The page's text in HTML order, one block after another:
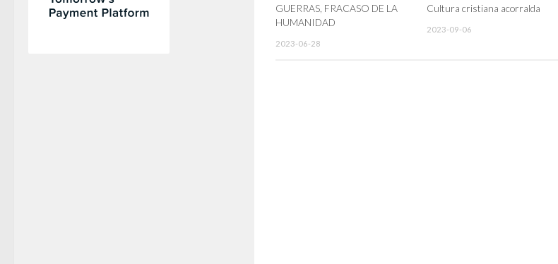
GUERRAS, FRACASO DE LA
HUMANIDAD
2023-06-28
Cultura cristiana acorralda
2023-09-06